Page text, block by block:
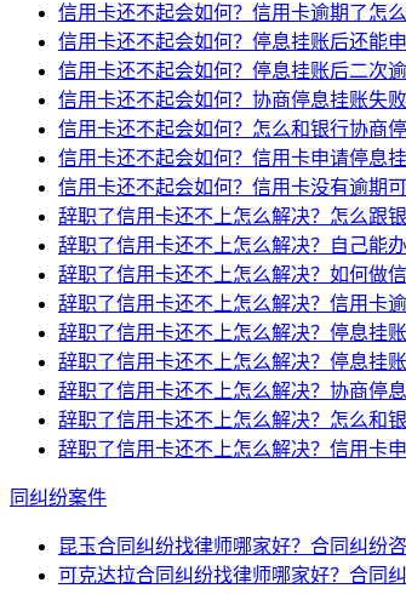
信用卡还不起会如何？信用卡逾期了怎
信用卡还不起会如何？停息挂账后还能申
信用卡还不起会如何？停息挂账后二次逾
信用卡还不起会如何？协商停息挂账失
信用卡还不起会如何？怎么和银行协商停
信用卡还不起会如何？信用卡申请停息
信用卡还不起会如何？信用卡没有逾期
辞职了信用卡还不上怎么解决？怎么跟
辞职了信用卡还不上怎么解决？自己能
辞职了信用卡还不上怎么解决？如何做
辞职了信用卡还不上怎么解决？信用卡
辞职了信用卡还不上怎么解决？停息挂
辞职了信用卡还不上怎么解决？停息挂
辞职了信用卡还不上怎么解决？协商停
辞职了信用卡还不上怎么解决？怎么和
辞职了信用卡还不上怎么解决？信用卡
同纠纷案件
昆玉合同纠纷找律师哪家好？合同纠纷
可克达拉合同纠纷找律师哪家好？合同